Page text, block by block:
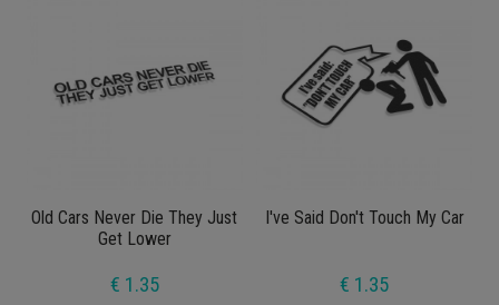
Old Cars Never Die They Just
Get Lower
€ 1.35
I've Said Don't Touch My Car
€ 1.35